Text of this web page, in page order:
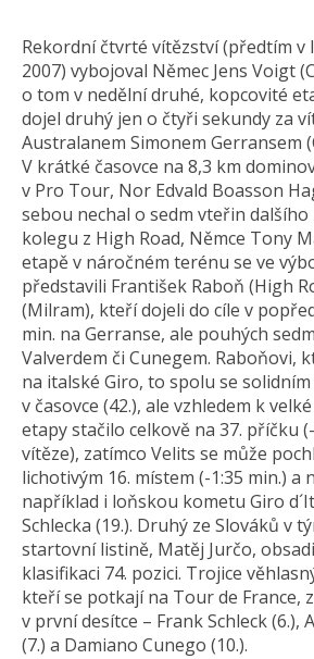
Rekordní čtvrté vítězství (předtím v
2007) vybojoval Němec Jens Voigt
o tom v nedělní druhé, kopcovité
dojel druhý jen o čtyři sekundy za
Australanem Simonem Gerransem
V krátké časovce na 8,3 km
v Pro Tour, Nor Edvald Boasson
sebou nechal o sedm vteřin dalšího
kolegu z High Road, Němce Tony
etapě v náročném terénu se ve
představili František Raboň (High
(Milram), kteří dojeli do cíle v
min. na Gerranse, ale pouhých
Valverdem či Cunegem. Raboňovi,
na italské Giro, to spolu se
v časovce (42.), ale vzhledem k
etapy stačilo celkově na 37. příčku
vítěze), zatímco Velits se může
lichotivým 16. místem (-1:35 min.) a
například i loňskou kometu Giro
Schlecka (19.). Druhý ze Slováků v
startovní listině, Matěj Jurčo,
klasifikaci 74. pozici. Trojice
kteří se potkají na Tour de France,
v první desítce – Frank Schleck (6.),
(7.) a Damiano Cunego (10.).